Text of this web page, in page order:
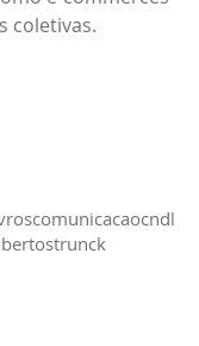
coletivas.
comunicacaocndl